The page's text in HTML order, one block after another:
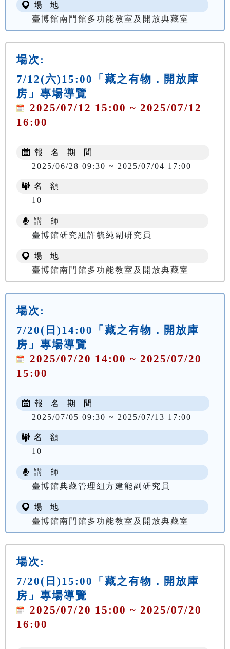
場 地
臺博館南門館多功能教室及開放典藏室
場次:
7/12(六)15:00「藏之有物．開放庫
房」專場導覽
2025/07/12 15:00 ~ 2025/07/12
16:00
報 名 期 間
2025/06/28 09:30 ~ 2025/07/04 17:00
名 額
10
講 師
臺博館研究組許毓純副研究員
場 地
臺博館南門館多功能教室及開放典藏室
場次:
7/20(日)14:00「藏之有物．開放庫
房」專場導覽
2025/07/20 14:00 ~ 2025/07/20
15:00
報 名 期 間
2025/07/05 09:30 ~ 2025/07/13 17:00
名 額
10
講 師
臺博館典藏管理組方建能副研究員
場 地
臺博館南門館多功能教室及開放典藏室
場次:
7/20(日)15:00「藏之有物．開放庫
房」專場導覽
2025/07/20 15:00 ~ 2025/07/20
16:00